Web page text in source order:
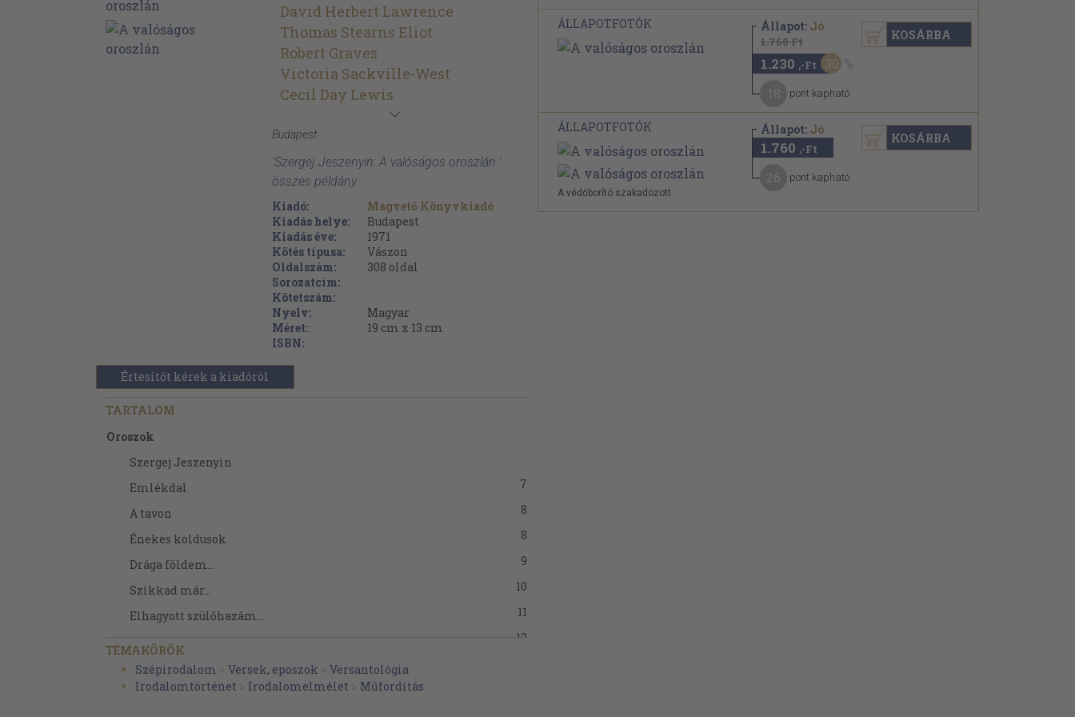
David Herbert Lawrence
Thomas Stearns Eliot
Robert Graves
Victoria Sackville-West
Cecil Day Lewis
Budapest
'Szergej Jeszenyin: A valóságos oroszlán '
összes példány
Kiadó:
Magvető Könyvkiadó
Kiadás helye:
Budapest
Kiadás éve:
1971
Kötés típusa:
Vászon
Oldalszám:
308 oldal
Sorozatcím:
Kötetszám:
Nyelv:
Magyar
Méret:
19 cm x 13 cm
ISBN:
Értesítőt kérek a kiadóról
TARTALOM
Oroszok
Szergej Jeszenyin
Emlékdal
7
A tavon
8
Énekes koldusok
8
Drága földem...
9
Szikkad már...
10
Elhagyott szülőhazám...
11
Cséplés
12
A "Perzsa motívumok"-ból
A Föld kapitánya
TÉMAKÖRÖK
Szépirodalom > Versek, eposzok > Versantológia
Irodalomtörténet > Irodalomelmélet > Műfordítás
ÁLLAPOTFOTÓK Állapot: Jó
1.760 Ft
1.230 ,-Ft 30
pont kapható
KOSÁRBA
ÁLLAPOTFOTÓK
A védőborító szakadozott.
Állapot: Jó
1.760 ,-Ft
pont kapható
KOSÁRBA